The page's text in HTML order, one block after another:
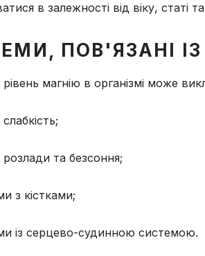
в залежності від віку, статі
ПОВ'ЯЗАНІ
рівень магнію в організмі може
розлади та безсоння;
з кістками;
із серцево-судинною системою.